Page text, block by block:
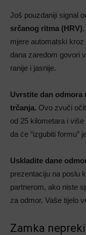
Još pouzdaniji signal
srčanog ritma (HRV)
mjere automatski
dana zaredom govori
ranije i jasnije.
Uvrstite dan
trčanja. Ovo zvuči
od 25 kilometara i više
da će “izgubiti formu”
Uskladite dane
prezentaciju na poslu
partnerom, ako niste
za odmor. Vaše tijelo
Zamka